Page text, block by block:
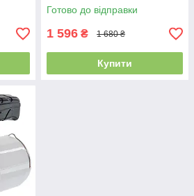
Готово до відправки
1 596 ₴ 1 680 ₴
Купити